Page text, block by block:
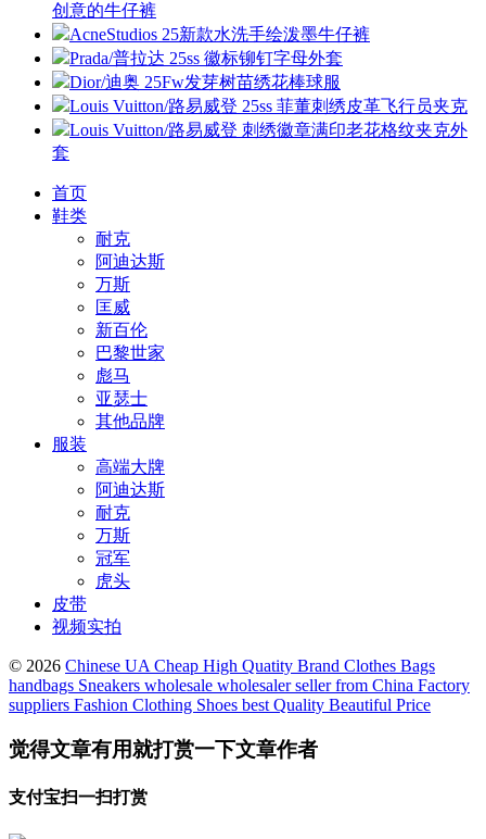
创意的牛仔裤
AcneStudios 25新款水洗手绘泼墨牛仔裤
Prada/普拉达 25ss 徽标铆钉字母外套
Dior/迪奥 25Fw发芽树苗绣花棒球服
Louis Vuitton/路易威登 25ss 菲董刺绣皮革飞行员夹克
Louis Vuitton/路易威登 刺绣徽章满印老花格纹夹克外
套
首页
鞋类
耐克
阿迪达斯
万斯
匡威
新百伦
巴黎世家
彪马
亚瑟士
其他品牌
服装
高端大牌
阿迪达斯
耐克
万斯
冠军
虎头
皮带
视频实拍
© 2026 Chinese UA Cheap High Quatity Brand Clothes Bags
handbags Sneakers wholesale wholesaler seller from China Factory
suppliers Fashion Clothing Shoes best Quality Beautiful Price
觉得文章有用就打赏一下文章作者
支付宝扫一扫打赏